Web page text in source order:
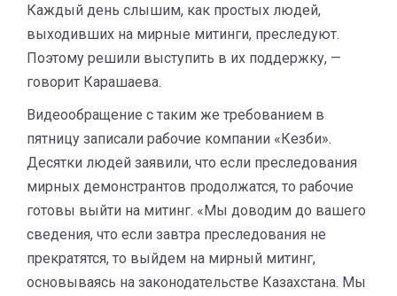
Каждый день слышим, как простых людей,
выходивших на мирные митинги, преследуют.
Поэтому решили выступить в их поддержку, —
говорит Карашаева.
Видеообращение с таким же требованием в
пятницу записали рабочие компании «Кезби».
Десятки людей заявили, что если преследования
мирных демонстрантов продолжатся, то рабочие
готовы выйти на митинг. «Мы доводим до вашего
сведения, что если завтра преследования не
прекратятся, то выйдем на мирный митинг,
основываясь на законодательстве Казахстана. Мы